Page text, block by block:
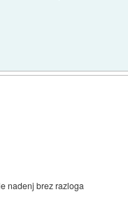
nadenj brez razloga